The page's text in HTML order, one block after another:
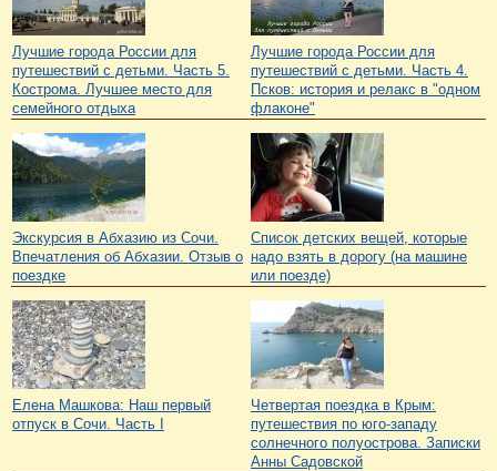
Лучшие города России для
путешествий с детьми. Часть 5.
Кострома. Лучшее место для
семейного отдыха
Лучшие города России для
путешествий с детьми. Часть 4.
Псков: история и релакс в "одном
флаконе"
Экскурсия в Абхазию из Сочи.
Впечатления об Абхазии. Отзыв о
поездке
Список детских вещей, которые
надо взять в дорогу (на машине
или поезде)
Елена Машкова: Наш первый
отпуск в Сочи. Часть I
Четвертая поездка в Крым:
путешествия по юго-западу
солнечного полуострова. Записки
Анны Садовской